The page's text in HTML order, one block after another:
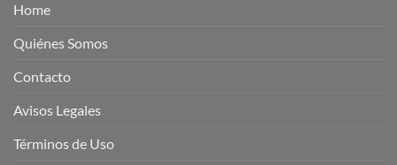
Home
Quiénes Somos
Contacto
Avisos Legales
Términos de Uso